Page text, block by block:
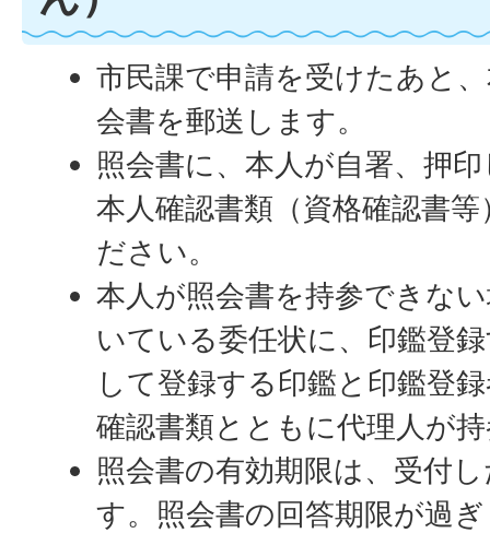
市民課で申請を受けたあと
会書を郵送します。
照会書に、本人が自署、押
本人確認書類（資格確認書
ださい。
本人が照会書を持参できな
いている委任状に、印鑑登
して登録する印鑑と印鑑登
確認書類とともに代理人が
照会書の有効期限は、受付
す。照会書の回答期限が過